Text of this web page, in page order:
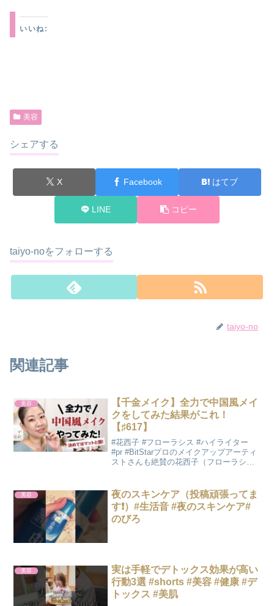
いいね:
美容
シェアする
X Facebook はてブ
LINE コピー
taiyo-noをフォローする
taiyo-no
関連記事
美容
【千金メイク】全力で中国風メイ
クをしてみた結果がこれ！
【♯617】
#花西子 #フローラシス #ハイライター
#pr #BitStarプロのメイクアップアーティ
ストさんも絶賛の花西子（フローラシ
トレンド入りして商品をチェックしてい
る方も...
美容
夜のスキンケア（投稿頑張ってま
す❗️）#生活音 #夜のスキンケア#
のびろ
美容
実は手軽でデトックス効果が高い
行動3選 #shorts #美容 #健康 #デ
トックス #美肌